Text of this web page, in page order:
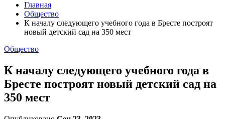
Главная
Общество
К началу следующего учебного года в Бресте построят
новый детский сад на 350 мест
Общество
К началу следующего учебного года в
Бресте построят новый детский сад на
350 мест